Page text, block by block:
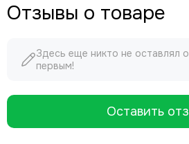
Отзывы о товаре
Здесь еще никто не оставлял
первым!
Оставить